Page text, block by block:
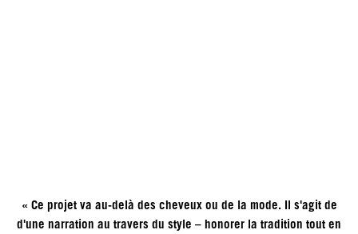
« Ce projet va au-delà des cheveux ou de la mode. Il s'agit de
d'une narration au travers du style – honorer la tradition tout en